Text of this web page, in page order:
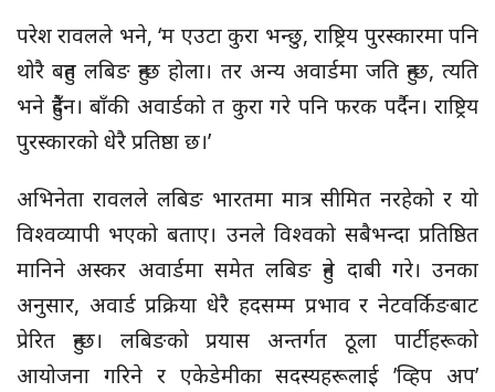
परेश रावलले भने, ‘म एउटा कुरा भन्छु, राष्ट्रिय पुरस्कारमा पनि
थोरै बहुत लबिङ हुन्छ होला। तर अन्य अवार्डमा जति हुन्छ, त्यति
भने हुँदैन। बाँकी अवार्डको त कुरा गरे पनि फरक पर्दैन। राष्ट्रिय
पुरस्कारको धेरै प्रतिष्ठा छ।’
अभिनेता रावलले लबिङ भारतमा मात्र सीमित नरहेको र यो
विश्वव्यापी भएको बताए। उनले विश्वको सबैभन्दा प्रतिष्ठित
मानिने अस्कर अवार्डमा समेत लबिङ हुने दाबी गरे। उनका
अनुसार, अवार्ड प्रक्रिया धेरै हदसम्म प्रभाव र नेटवर्किङबाट
प्रेरित हुन्छ। लबिङको प्रयास अन्तर्गत ठूला पार्टीहरूको
आयोजना गरिने र एकेडेमीका सदस्यहरूलाई ’व्हिप अप’